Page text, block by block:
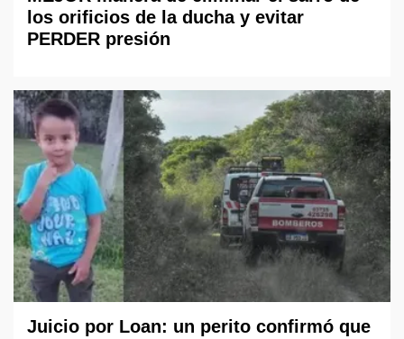
los orificios de la ducha y evitar
PERDER presión
Juicio por Loan: un perito confirmó que